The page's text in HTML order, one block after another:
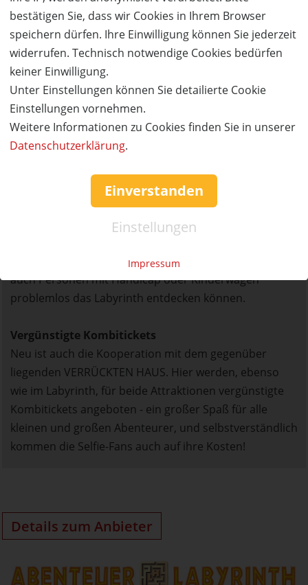
bestätigen Sie, dass wir Cookies in Ihrem Browser
speichern dürfen. Ihre Einwilligung können Sie jederzeit
widerrufen. Technisch notwendige Cookies bedürfen
keiner Einwilligung.
Unter Einstellungen können Sie detailierte Cookie
Einstellungen vornehmen.
Weitere Informationen zu Cookies finden Sie in unserer
Datenschutzerklärung.
Einverstanden
Einstellungen
Impressum
Gruppen, Teamevents, Familien und natürlich auch für
Schulklassen. Hier empfiehlt es sich, kleine Gruppen zu
bilden und die Rätsel-Rallye als Challenge zu bestreiten.
Abenteuerstationen mit unterschiedlichem
Schweregrad für Klein & Groß
Auf dem Weg zum Aussichtsturm/Navigationsturm,
befinden sich 18 lustige Abenteuerstationen zum
Liebhaber gibt es neuerdings auch einen schaurig-
schönen Gruselgang.
Fast alle Abenteuergänge lassen sich umgehen, sodass
auch Personen mit Handicap oder Kinderwagen
problemlos das Labyrinth entdecken können.
Vergünstigte Kombitickets
Neu ist auch die Kooperation mit dem gegenüber
liegenden VERRÜCKTEN HAUS. Hier werden, ebenso
wie im Labyrinth, für beide Attraktionen vergünstigte
Kombitickets angeboten - ein großer Spaß für alle
kleinen und großen Abenteurer, und selbstverständlich
kommen die Selfie-Fans auch auf ihre Kosten!
Details zum Anbieter